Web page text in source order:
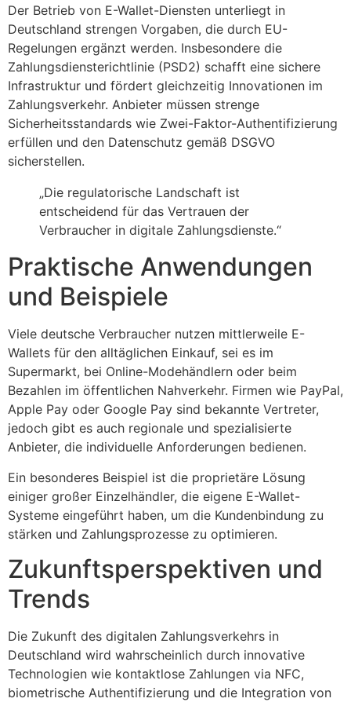
Der Betrieb von E-Wallet-Diensten unterliegt in
Deutschland strengen Vorgaben, die durch EU-
Regelungen ergänzt werden. Insbesondere die
Zahlungsdiensterichtlinie (PSD2) schafft eine sichere
Infrastruktur und fördert gleichzeitig Innovationen im
Zahlungsverkehr. Anbieter müssen strenge
Sicherheitsstandards wie Zwei-Faktor-Authentifizierung
erfüllen und den Datenschutz gemäß DSGVO
sicherstellen.
„Die regulatorische Landschaft ist
entscheidend für das Vertrauen der
Verbraucher in digitale Zahlungsdienste.“
Praktische Anwendungen
und Beispiele
Viele deutsche Verbraucher nutzen mittlerweile E-
Wallets für den alltäglichen Einkauf, sei es im
Supermarkt, bei Online-Modehändlern oder beim
Bezahlen im öffentlichen Nahverkehr. Firmen wie PayPal,
Apple Pay oder Google Pay sind bekannte Vertreter,
jedoch gibt es auch regionale und spezialisierte
Anbieter, die individuelle Anforderungen bedienen.
Ein besonderes Beispiel ist die proprietäre Lösung
einiger großer Einzelhändler, die eigene E-Wallet-
Systeme eingeführt haben, um die Kundenbindung zu
stärken und Zahlungsprozesse zu optimieren.
Zukunftsperspektiven und
Trends
Die Zukunft des digitalen Zahlungsverkehrs in
Deutschland wird wahrscheinlich durch innovative
Technologien wie kontaktlose Zahlungen via NFC,
biometrische Authentifizierung und die Integration von